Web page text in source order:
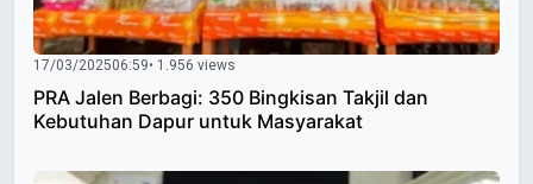
17/03/202506:59• 1.956 views
PRA Jalen Berbagi: 350 Bingkisan Takjil dan
Kebutuhan Dapur untuk Masyarakat